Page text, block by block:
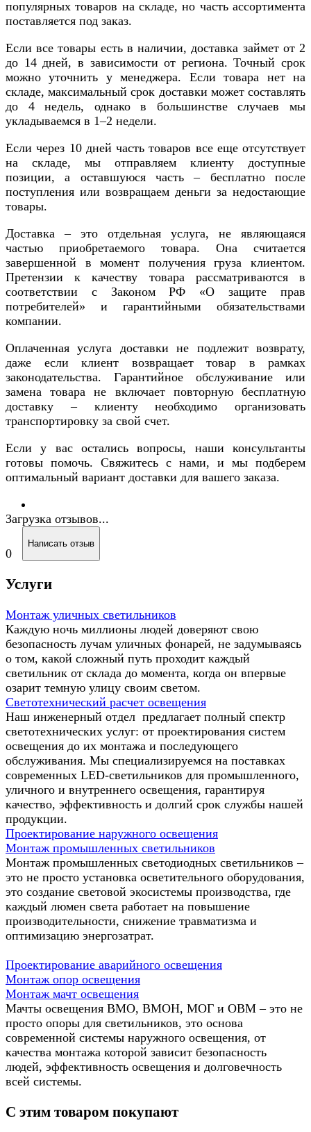
популярных товаров на складе, но часть ассортимента
поставляется под заказ.
Если все товары есть в наличии, доставка займет от 2
до 14 дней, в зависимости от региона. Точный срок
можно уточнить у менеджера. Если товара нет на
складе, максимальный срок доставки может составлять
до 4 недель, однако в большинстве случаев мы
укладываемся в 1–2 недели.
Если через 10 дней часть товаров все еще отсутствует
на складе, мы отправляем клиенту доступные
позиции, а оставшуюся часть – бесплатно после
поступления или возвращаем деньги за недостающие
товары.
Доставка – это отдельная услуга, не являющаяся
частью приобретаемого товара. Она считается
завершенной в момент получения груза клиентом.
Претензии к качеству товара рассматриваются в
соответствии с Законом РФ «О защите прав
потребителей» и гарантийными обязательствами
компании.
Оплаченная услуга доставки не подлежит возврату,
даже если клиент возвращает товар в рамках
законодательства. Гарантийное обслуживание или
замена товара не включает повторную бесплатную
доставку – клиенту необходимо организовать
транспортировку за свой счет.
Если у вас остались вопросы, наши консультанты
готовы помочь. Свяжитесь с нами, и мы подберем
оптимальный вариант доставки для вашего заказа.
Загрузка отзывов...
0
Написать отзыв
Услуги
Монтаж уличных светильников
Каждую ночь миллионы людей доверяют свою
безопасность лучам уличных фонарей, не задумываясь
о том, какой сложный путь проходит каждый
светильник от склада до момента, когда он впервые
озарит темную улицу своим светом.
Светотехнический расчет освещения
Наш инженерный отдел предлагает полный спектр
светотехнических услуг: от проектирования систем
освещения до их монтажа и последующего
обслуживания. Мы специализируемся на поставках
современных LED-светильников для промышленного,
уличного и внутреннего освещения, гарантируя
качество, эффективность и долгий срок службы нашей
продукции.
Проектирование наружного освещения
Монтаж промышленных светильников
Монтаж промышленных светодиодных светильников –
это не просто установка осветительного оборудования,
это создание световой экосистемы производства, где
каждый люмен света работает на повышение
производительности, снижение травматизма и
оптимизацию энергозатрат.
Проектирование аварийного освещения
Монтаж опор освещения
Монтаж мачт освещения
Мачты освещения ВМО, ВМОН, МОГ и ОВМ – это не
просто опоры для светильников, это основа
современной системы наружного освещения, от
качества монтажа которой зависит безопасность
людей, эффективность освещения и долговечность
всей системы.
С этим товаром покупают